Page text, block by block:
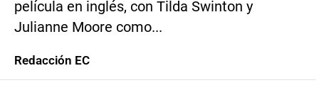
película en inglés, con Tilda Swinton y
Julianne Moore como...
Redacción EC